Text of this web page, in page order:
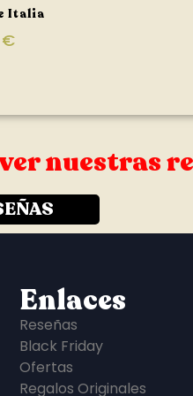
Italia
€
nuestras
Enlaces
Reseñas
Black Friday
Ofertas
Regalos Originales